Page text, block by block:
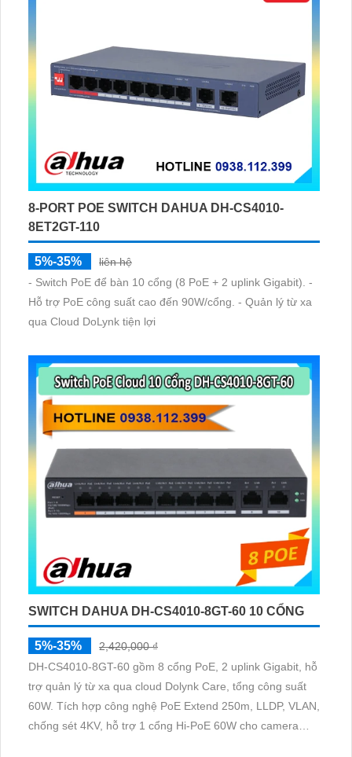
8-PORT POE SWITCH DAHUA DH-CS4010-
8ET2GT-110
5%-35%
liên hệ
- Switch PoE để bàn 10 cổng (8 PoE + 2 uplink Gigabit). -
Hỗ trợ PoE công suất cao đến 90W/cổng. - Quản lý từ xa
qua Cloud DoLynk tiện lợi
SWITCH DAHUA DH-CS4010-8GT-60 10 CỔNG
5%-35%
2,420,000 ₫
DH-CS4010-8GT-60 gồm 8 cổng PoE, 2 uplink Gigabit, hỗ
trợ quản lý từ xa qua cloud Dolynk Care, tổng công suất
60W. Tích hợp công nghệ PoE Extend 250m, LLDP, VLAN,
chống sét 4KV, hỗ trợ 1 cổng Hi-PoE 60W cho camera